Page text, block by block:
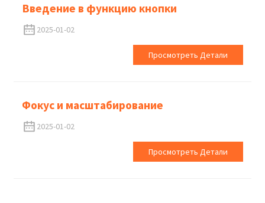
Введение в функцию кнопки
2025-01-02
Просмотреть Детали
Фокус и масштабирование
2025-01-02
Просмотреть Детали